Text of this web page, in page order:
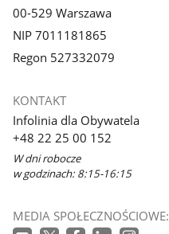
00-529 Warszawa
NIP 7011181865
Regon 527332079
KONTAKT
Infolinia dla Obywatela
+48 22 25 00 152
W dni robocze
w godzinach: 8:15-16:15
MEDIA SPOŁECZNOŚCIOWE: